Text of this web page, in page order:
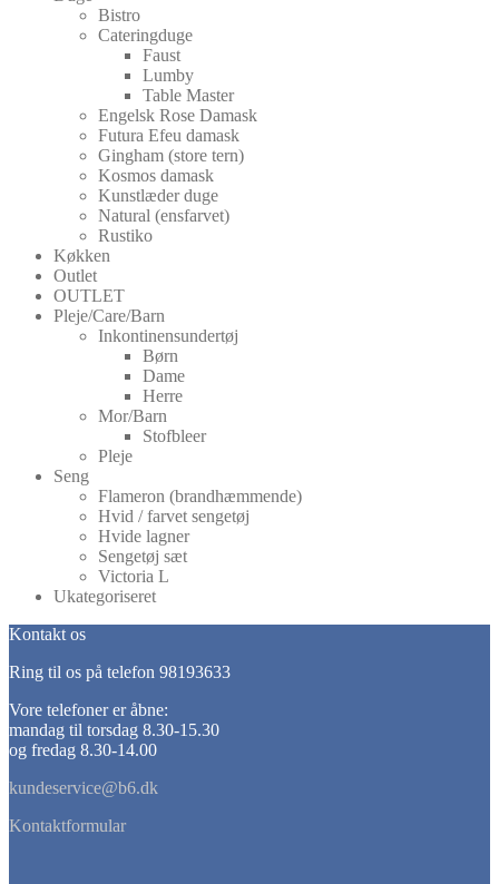
Bistro
Cateringduge
Faust
Lumby
Table Master
Engelsk Rose Damask
Futura Efeu damask
Gingham (store tern)
Kosmos damask
Kunstlæder duge
Natural (ensfarvet)
Rustiko
Køkken
Outlet
OUTLET
Pleje/Care/Barn
Inkontinensundertøj
Børn
Dame
Herre
Mor/Barn
Stofbleer
Pleje
Seng
Flameron (brandhæmmende)
Hvid / farvet sengetøj
Hvide lagner
Sengetøj sæt
Victoria L
Ukategoriseret
Kontakt os
Ring til os på telefon 98193633
Vore telefoner er åbne:
mandag til torsdag 8.30-15.30
og fredag 8.30-14.00
kundeservice@b6.dk
Kontaktformular